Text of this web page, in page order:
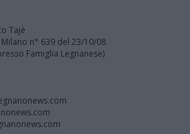
Tajè
n° 639 del 23/10/08
Famiglia Legnanese)